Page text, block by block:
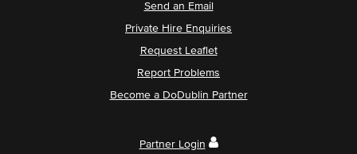
Send an Email
Private Hire Enquiries
Request Leaflet
Report Problems
Become a DoDublin Partner
Partner Login